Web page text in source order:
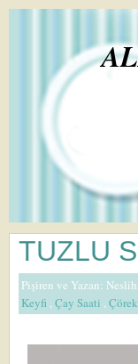
TUZLU
Pişiren ve Yazan:
Keyfi ,Çay Saati ,Çörek